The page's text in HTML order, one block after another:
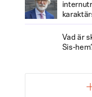
Vad är
Sis-